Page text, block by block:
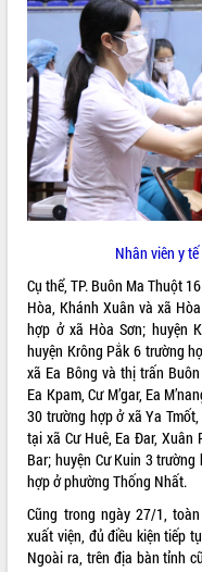
VĂN BẢN HĐND TỈNH
ĐIỂM TIN VĂN BẢN
QUY HOẠCH - KẾ HOẠCH
VIDEO
Nhân viên y
Cụ thể, TP. Buôn Ma Thuột
Hòa, Khánh Xuân và xã
hợp ở xã Hòa Sơn; huyện
huyện Krông Pắk 6 trường
xã Ea Bông và thị trấn
Ea Kpam, Cư M’gar, Ea
30 trường hợp ở xã Ya
tại xã Cư Huê, Ea Đar,
Bar; huyện Cư Kuin 3
hợp ở phường Thống Nhất.
Cũng trong ngày 27/1,
xuất viện, đủ điều kiện tiếp
Ngoài ra, trên địa bàn tỉnh